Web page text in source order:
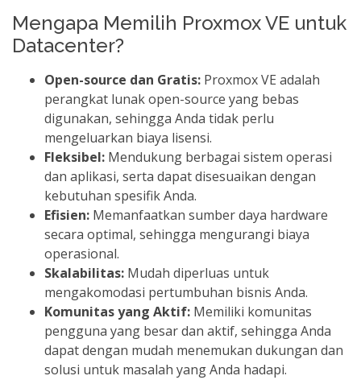
Mengapa Memilih Proxmox VE untuk
Datacenter?
Open-source dan Gratis: Proxmox VE adalah
perangkat lunak open-source yang bebas
digunakan, sehingga Anda tidak perlu
mengeluarkan biaya lisensi.
Fleksibel: Mendukung berbagai sistem operasi
dan aplikasi, serta dapat disesuaikan dengan
kebutuhan spesifik Anda.
Efisien: Memanfaatkan sumber daya hardware
secara optimal, sehingga mengurangi biaya
operasional.
Skalabilitas: Mudah diperluas untuk
mengakomodasi pertumbuhan bisnis Anda.
Komunitas yang Aktif: Memiliki komunitas
pengguna yang besar dan aktif, sehingga Anda
dapat dengan mudah menemukan dukungan dan
solusi untuk masalah yang Anda hadapi.